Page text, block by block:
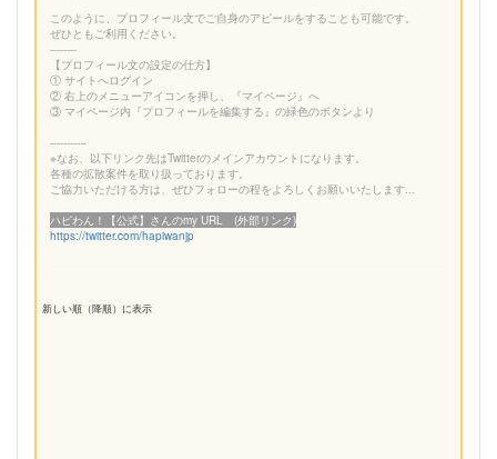
このように、プロフィール文でご自身のアピールをすることも可能です。
ぜひともご利用ください。
--------
【プロフィール文の設定の仕方】
① サイトへログイン
② 右上のメニューアイコンを押し、『マイページ』へ
③ マイページ内『プロフィールを編集する』の緑色のボタンより
-----------
※なお、以下リンク先はTwitterのメインアカウントになります。
各種の拡散案件を取り扱っております。
ご協力いただける方は、ぜひフォローの程をよろしくお願いいたします...
ハピわん！【公式】さんのmy URL (外部リンク)
https://twitter.com/hapiwanjp
新しい順（降順）に表示